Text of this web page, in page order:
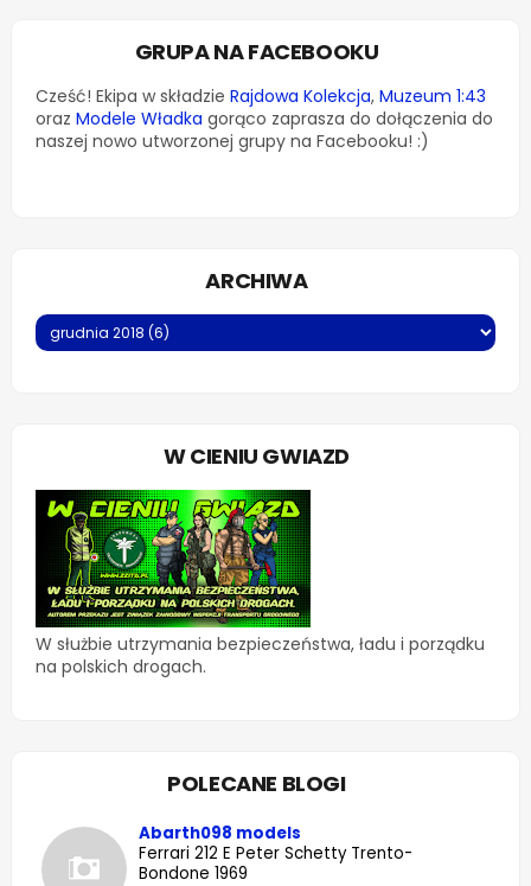
GRUPA NA FACEBOOKU
Cześć! Ekipa w składzie Rajdowa Kolekcja, Muzeum 1:43
oraz Modele Władka gorąco zaprasza do dołączenia do
naszej nowo utworzonej grupy na Facebooku! :)
ARCHIWA
W CIENIU GWIAZD
W służbie utrzymania bezpieczeństwa, ładu i porządku
na polskich drogach.
POLECANE BLOGI
Abarth098 models
Ferrari 212 E Peter Schetty Trento-
Bondone 1969